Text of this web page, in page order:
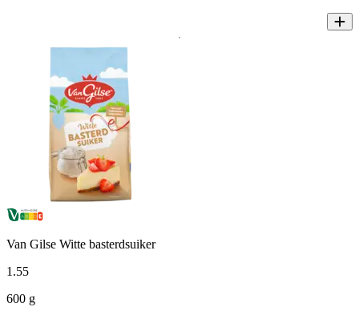
Van Gilse Witte basterdsuiker
1 .55
600 g